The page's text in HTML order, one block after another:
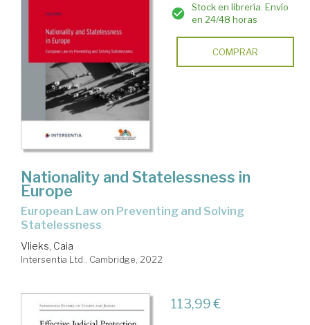
Stock en librería. Envío
en 24/48 horas
COMPRAR
Nationality and Statelessness in
Europe
European Law on Preventing and Solving
Statelessness
Vlieks, Caia
Intersentia Ltd.. Cambridge, 2022
113,99 €